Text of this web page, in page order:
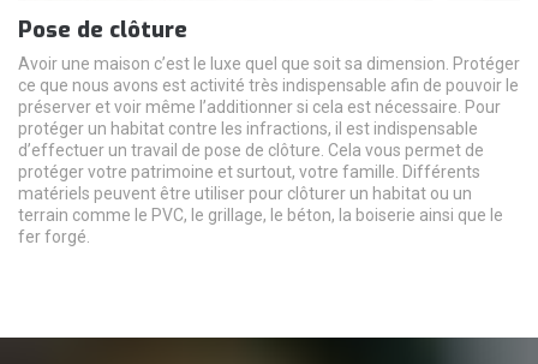
Pose de clôture
Avoir une maison c’est le luxe quel que soit sa dimension. Protéger
ce que nous avons est activité très indispensable afin de pouvoir le
préserver et voir même l’additionner si cela est nécessaire. Pour
protéger un habitat contre les infractions, il est indispensable
d’effectuer un travail de pose de clôture. Cela vous permet de
protéger votre patrimoine et surtout, votre famille. Différents
matériels peuvent être utiliser pour clôturer un habitat ou un
terrain comme le PVC, le grillage, le béton, la boiserie ainsi que le
fer forgé.